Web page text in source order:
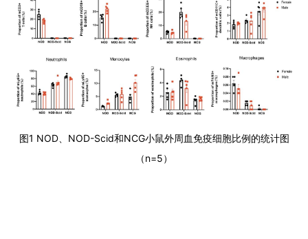
图1 NOD、NOD-Scid和NCG小鼠外周血免疫细胞比例的统计图
（n=5）